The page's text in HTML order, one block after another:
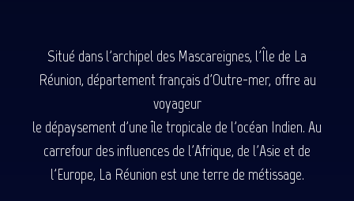
Situé dans l'archipel des Mascareignes, l'Île de La
Réunion, département français d'Outre-mer, offre au
voyageur
le dépaysement d'une île tropicale de l'océan Indien. Au
carrefour des influences de l'Afrique, de l'Asie et de
l'Europe, La Réunion est une terre de métissage.